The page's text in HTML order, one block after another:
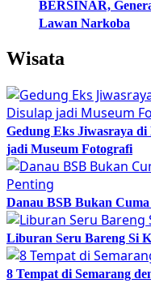
BERSINAR,
Lawan Narkoba
Wisata
Gedung Eks Jiwasraya
jadi Museum Fotografi
Danau BSB Bukan
Liburan Seru Bareng Si
8 Tempat di Semarang